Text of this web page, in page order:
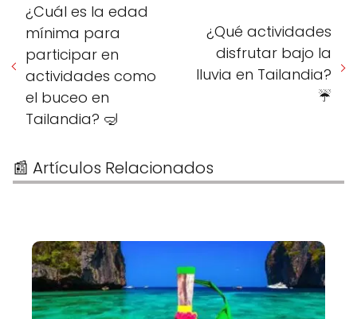
¿Cuál es la edad
mínima para
participar en
actividades como
el buceo en
Tailandia? 🤿
¿Qué actividades
disfrutar bajo la
lluvia en Tailandia?
☔
📰 Artículos Relacionados